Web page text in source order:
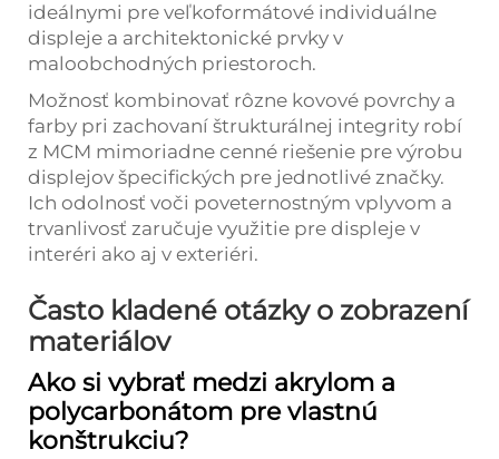
ideálnymi pre veľkoformátové individuálne
displeje a architektonické prvky v
maloobchodných priestoroch.
Možnosť kombinovať rôzne kovové povrchy a
farby pri zachovaní štrukturálnej integrity robí
z MCM mimoriadne cenné riešenie pre výrobu
displejov špecifických pre jednotlivé značky.
Ich odolnosť voči poveternostným vplyvom a
trvanlivosť zaručuje využitie pre displeje v
interéri ako aj v exteriéri.
Často kladené otázky o zobrazení
materiálov
Ako si vybrať medzi akrylom a
polycarbonátom pre vlastnú
konštrukciu?